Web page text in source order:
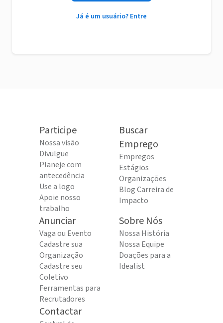
Já é um usuário? Entre
Participe
Nossa visão
Divulgue
Planeje com
antecedência
Use a logo
Apoie nosso
trabalho
Buscar
Emprego
Empregos
Estágios
Organizações
Blog Carreira de
Impacto
Anunciar
Vaga ou Evento
Cadastre sua
Organização
Cadastre seu
Coletivo
Ferramentas para
Recrutadores
Sobre Nós
Nossa História
Nossa Equipe
Doações para a
Idealist
Contactar